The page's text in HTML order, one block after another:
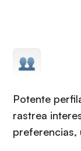
Potente
rastrea
preferencias,